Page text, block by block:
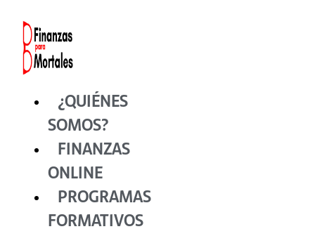
contenido
¿QUIÉNES
SOMOS?
FINANZAS
ONLINE
PROGRAMAS
FORMATIVOS